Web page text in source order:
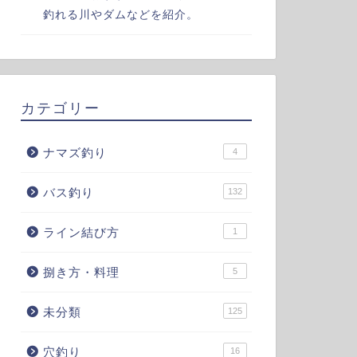
釣れる川やダムなどを紹介。
カテゴリー
ナマズ釣り 4
バス釣り 132
ライン結び方 1
捌き方・料理 5
未分類 125
穴釣り 16